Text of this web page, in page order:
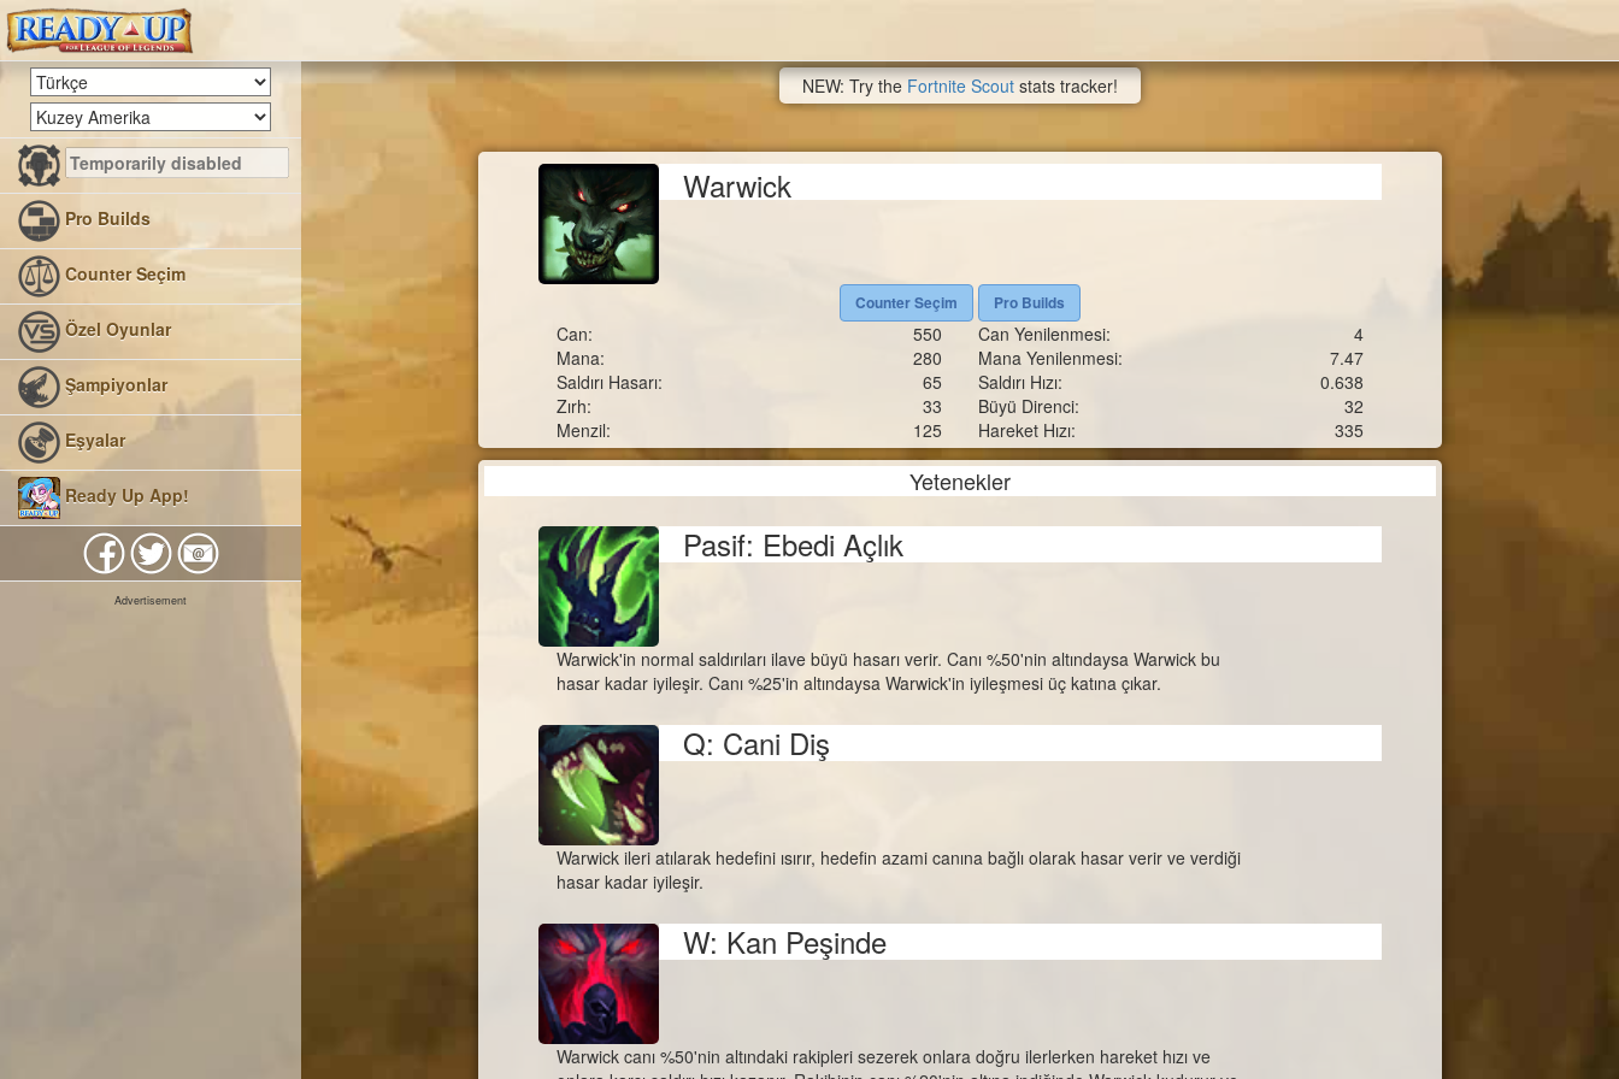
Pro Builds
Counter Seçim
Özel Oyunlar
Şampiyonlar
Eşyalar
Ready Up App!
Advertisement
NEW: Try the Fortnite Scout stats tracker!
Warwick
Counter Seçim Pro Builds
Can: 550 Can Yenilenmesi:
4
Mana:
280 Mana Yenilenmesi:
7.47
Saldırı Hasarı:
65 Saldırı Hızı:
0.638
Zırh:
33 Büyü Direnci:
32
Menzil:
125 Hareket Hızı: 335
Yetenekler
Pasif: Ebedi Açlık
Warwick'in normal saldırıları ilave büyü hasarı verir. Canı %50'nin altındaysa Warwick bu
hasar kadar iyileşir. Canı %25'in altındaysa Warwick'in iyileşmesi üç katına çıkar.
Q: Cani Diş
Warwick ileri atılarak hedefini ısırır, hedefin azami canına bağlı olarak hasar verir ve verdiği
hasar kadar iyileşir.
W: Kan Peşinde
Warwick canı %50'nin altındaki rakipleri sezerek onlara doğru ilerlerken hareket hızı ve